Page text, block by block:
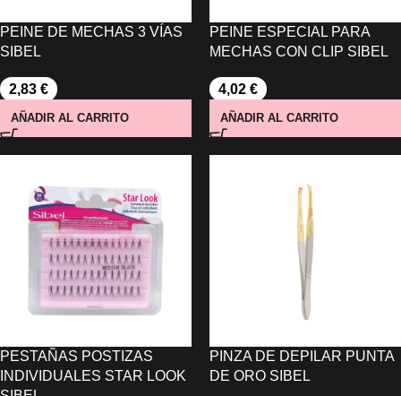
PEINE DE MECHAS 3 VÍAS
SIBEL
2,83 €
AÑADIR AL CARRITO
PEINE ESPECIAL PARA
MECHAS CON CLIP SIBEL
4,02 €
AÑADIR AL CARRITO
PESTAÑAS POSTIZAS
INDIVIDUALES STAR LOOK
PINZA DE DEPILAR PUNTA
DE ORO SIBEL